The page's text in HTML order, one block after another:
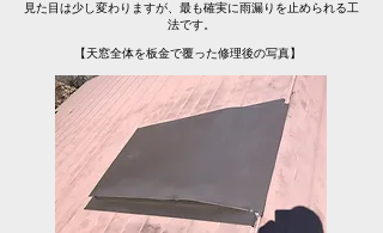
見た目は少し変わりますが、最も確実に雨漏りを止められる工
法です。
【天窓全体を板金で覆った修理後の写真】